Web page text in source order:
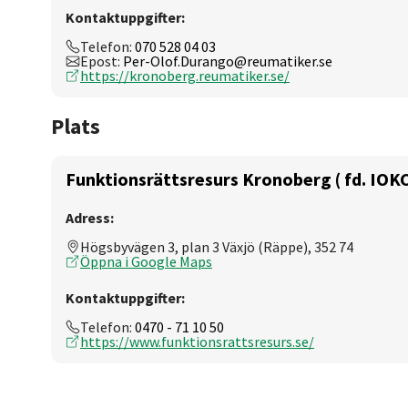
Kontaktuppgifter:
Telefon: 070 528 04 03
Epost: Per-Olof.Durango@reumatiker.se
https://kronoberg.reumatiker.se/
Plats
Funktionsrättsresurs Kronoberg ( fd.
Adress:
Högsbyvägen 3, plan 3 Växjö (Räppe), 352 74
Öppna i Google Maps
Kontaktuppgifter:
Telefon: 0470 - 71 10 50
https://www.funktionsrattsresurs.se/